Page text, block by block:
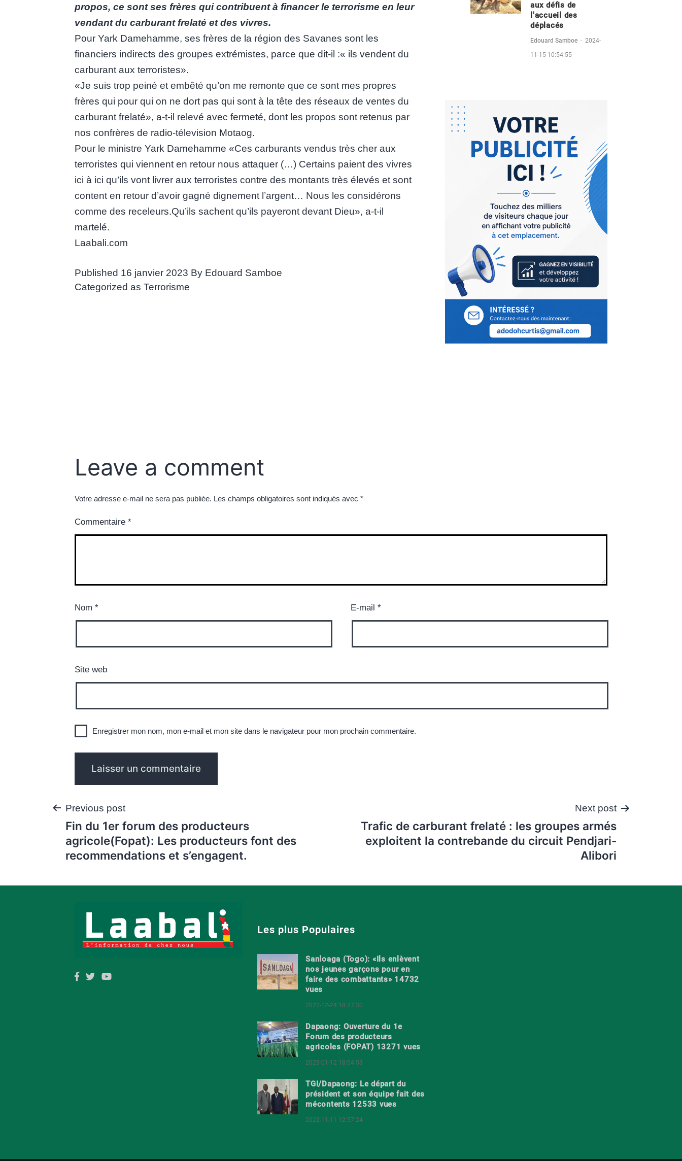
propos, ce sont ses frères qui contribuent à financer le terrorisme en leur
vendant du carburant frelaté et des vivres.
Pour Yark Damehamme, ses frères de la région des Savanes sont les
financiers indirects des groupes extrémistes, parce que dit-il :« ils vendent du
carburant aux terroristes».
«Je suis trop peiné et embêté qu’on me remonte que ce sont mes propres
frères qui pour qui on ne dort pas qui sont à la tête des réseaux de ventes du
carburant frelaté», a-t-il relevé avec fermeté, dont les propos sont retenus par
nos confrères de radio-télevision Motaog.
Pour le ministre Yark Damehamme «Ces carburants vendus très cher aux
terroristes qui viennent en retour nous attaquer (…) Certains paient des vivres
ici à ici qu’ils vont livrer aux terroristes contre des montants très élevés et sont
content en retour d’avoir gagné dignement l’argent… Nous les considérons
comme des receleurs.Qu’ils sachent qu’ils payeront devant Dieu», a-t-il
martelé.
Laabali.com
Published 16 janvier 2023 By Edouard Samboe
Categorized as Terrorisme
aux défis de
l'accueil des
déplacés
Edouard Samboe - 2024-
11-15 10:54:55
Leave a comment
Votre adresse e-mail ne sera pas publiée. Les champs obligatoires sont indiqués avec *
Commentaire *
Nom * E-mail *
Site web
Enregistrer mon nom, mon e-mail et mon site dans le navigateur pour mon prochain commentaire.
Navigation
de
Previous post
Fin du 1er forum des producteurs
agricole(Fopat): Les producteurs font des
recommendations et s’engagent.
Next post
Trafic de carburant frelaté : les groupes armés
exploitent la contrebande du circuit Pendjari-
Alibori
Les plus Populaires
Sanloaga (Togo): «Ils enlèvent
nos jeunes garçons pour en
faire des combattants» 14732
vues
2022-12-24 18:27:30
Dapaong: Ouverture du 1e
Forum des producteurs
agricoles (FOPAT) 13271 vues
2023-01-12 18:04:53
TGI/Dapaong: Le départ du
président et son équipe fait des
mécontents 12533 vues
2022-11-11 12:57:24